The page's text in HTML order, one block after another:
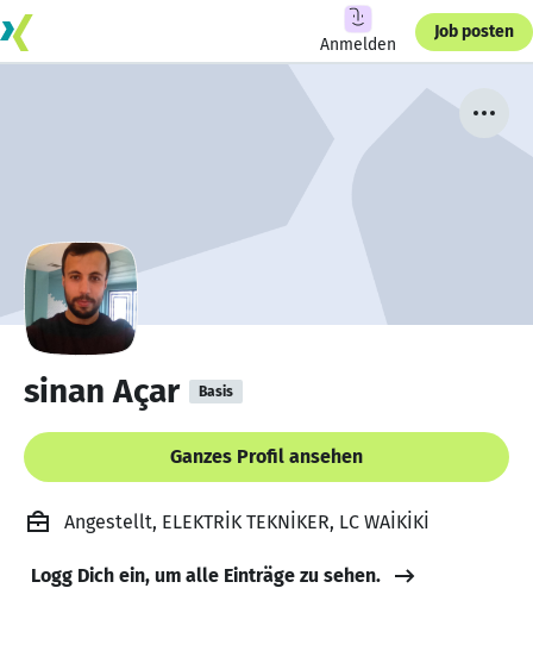
Anmelden
Job posten
sinan Açar Basis
Ganzes Profil ansehen
Angestellt, ELEKTRİK TEKNİKER, LC WAİKİKİ
Logg Dich ein, um alle Einträge zu sehen.